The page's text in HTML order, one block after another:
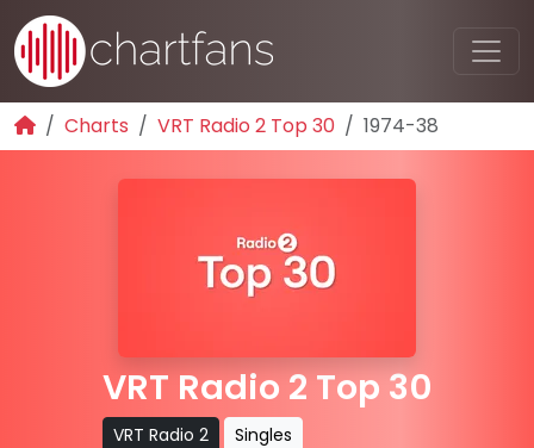
Charts VRT Radio 2 Top 30 1974-38
VRT Radio 2 Top 30
VRT Radio 2 Singles